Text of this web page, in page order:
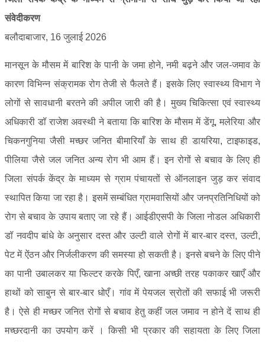
संवेदीकरण
बलौदाबाजार, 16 जुलाई 2026
मानसून के मौसम में बारिश के पानी के जमा होने, नमी बढ़ने और जल-जमाव के
कारण विभिन्न संक्रामक रोग तेजी से फैलते हैं। इसके लिए स्वास्थ्य विभाग ने
लोगों से सावधानी बरतने की अपील जारी की है। मुख्य चिकित्सा एवं स्वास्थ्य
अधिकारी डॉ राजेश अवस्थी ने बताया कि बारिश के मौसम में डेंगू, मलेरिया और
चिकनगुनिया जैसी मच्छर जनित बीमारियाँ के साथ ही डायरिया, टाइफाइड,
पीलिया जैसे जल जनित अन्य रोग भी आम हैं। इन रोगों से बचाव के लिए ही
जिला संपर्क केंद्र के माध्यम से ग्राम पंचायतों से ऑनलाइन जुड़ कर संवाद
स्थापित किया जा रहा है। इसमें सम्बंधित ग्रामवासियों और जनप्रतिनिधियों को
रोग से बचाव के उपाय बताए जा रहे हैं। आईडीएसपी के जिला नोडल अधिकारी
डॉ नवदीप बांधे के अनुसार दस्त और उल्टी वाले रोगों में बार-बार दस्त, उल्टी,
पेट में ऐंठन और निर्जलीकरण की समस्या हो सकती है। इनसे बचने के लिए पीने
का पानी उबालकर या फिल्टर करके पिएँ, खाना अच्छी तरह पकाकर खाएँ और
हाथों को साबुन से बार-बार धोएँ। गांव में पेयजल स्रोतों की सफाई भी जरूरी
है। ऐसे ही मच्छर जनित रोगों से बचाव हेतु कहीं जल जमाव न होने दें साथ ही
मच्छरदानी का उपयोग करें । किसी भी प्रकार की सहायता के लिए जिला